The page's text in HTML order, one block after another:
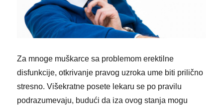
Za mnoge muškarce sa problemom erektilne
disfunkcije, otkrivanje pravog uzroka ume biti prilično
stresno. Višekratne posete lekaru se po pravilu
podrazumevaju, budući da iza ovog stanja mogu